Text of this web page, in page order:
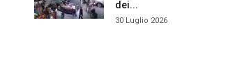
dei...
30 Luglio 2026